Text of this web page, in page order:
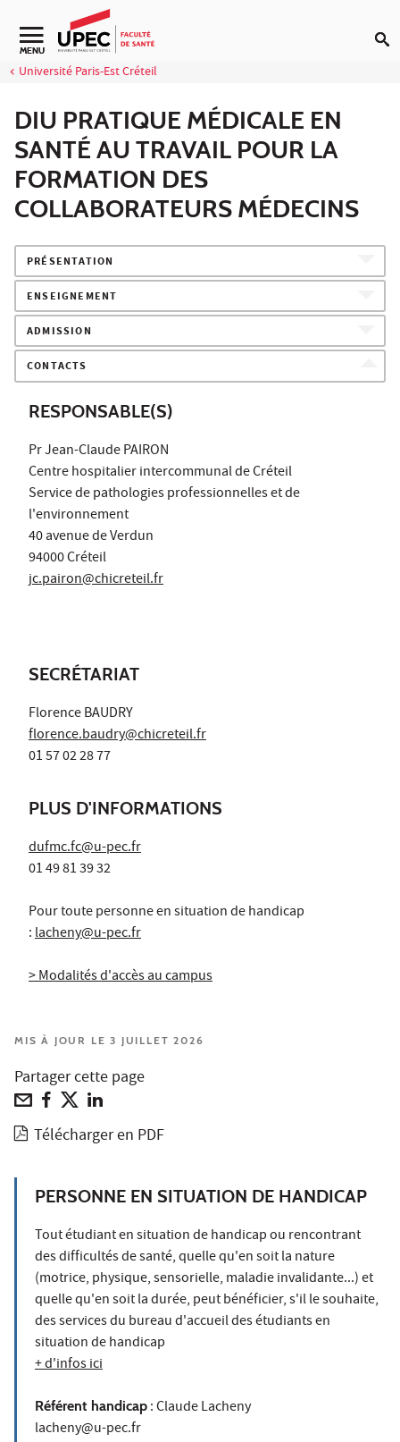
Aller au contenu
Navigation secondaire
MENU
Université Paris-Est Créteil
DIU PRATIQUE MÉDICALE EN
SANTÉ AU TRAVAIL POUR LA
FORMATION DES
COLLABORATEURS MÉDECINS
PRÉSENTATION
ENSEIGNEMENT
ADMISSION
CONTACTS
RESPONSABLE(S)
Pr Jean-Claude PAIRON
Centre hospitalier intercommunal de Créteil
Service de pathologies professionnelles et de
l'environnement
40 avenue de Verdun
94000 Créteil
jc.pairon@chicreteil.fr
SECRÉTARIAT
Florence BAUDRY
florence.baudry@chicreteil.fr
01 57 02 28 77
PLUS D'INFORMATIONS
dufmc.fc@u-pec.fr
01 49 81 39 32
Pour toute personne en situation de handicap
:lacheny@u-pec.fr
> Modalités d'accès au campus
MIS À JOUR LE 3 JUILLET 2026
Partager cette page
Télécharger en PDF
PERSONNE EN SITUATION DE HANDICAP
Tout étudiant en situation de handicap ou rencontrant
des difficultés de santé, quelle qu'en soit la nature
(motrice, physique, sensorielle, maladie invalidante...) et
quelle qu'en soit la durée, peut bénéficier, s'il le souhaite,
des services du bureau d'accueil des étudiants en
situation de handicap
+ d'infos ici
Référent handicap : Claude Lacheny
lacheny@u-pec.fr